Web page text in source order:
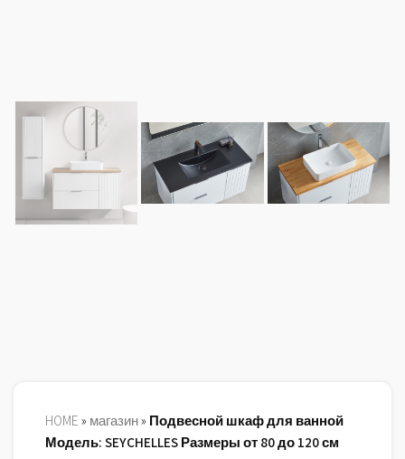
HOME » магазин» Подвесной шкаф для ванной
Модель: SEYCHELLES Размеры от 80 до 120 см